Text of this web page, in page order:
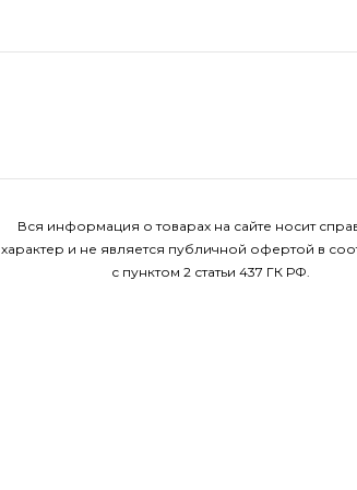
Вся информация о товарах на сайте носит
характер и не является публичной офертой в
с пунктом 2 статьи 437 ГК РФ.